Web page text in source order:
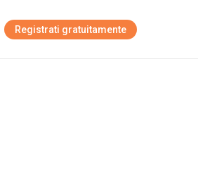
Registrati gratuitamente